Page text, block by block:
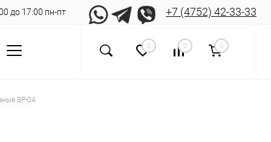
до 17:00 пн-пт +7 (4752) 42-33-33
0 0 0
ВР-04